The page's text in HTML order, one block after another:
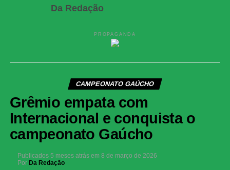
Da Redação
PROPAGANDA
CAMPEONATO GAÚCHO
Grêmio empata com
Internacional e conquista o
campeonato Gaúcho
Publicados 5 meses atrás em 8 de março de 2026
Por Da Redação